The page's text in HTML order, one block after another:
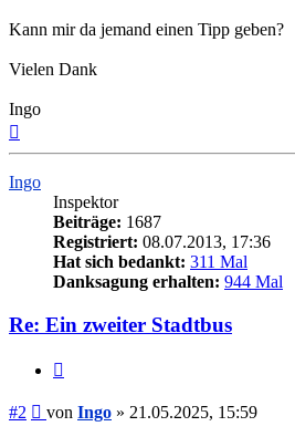
Kann mir da jemand einen Tipp geben?
Vielen Dank
Ingo
Ingo
Inspektor
Beiträge: 1687
Registriert: 08.07.2013, 17:36
Hat sich bedankt: 311 Mal
Danksagung erhalten: 944 Mal
Re: Ein zweiter Stadtbus
#2 Beitrag
von Ingo » 21.05.2025, 15:59